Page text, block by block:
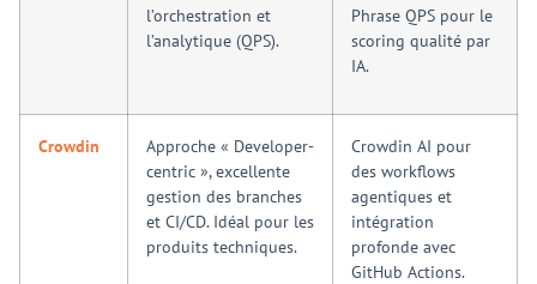
l’orchestration et
l’analytique (QPS).
Phrase QPS pour le
scoring qualité par
IA.
Crowdin
Approche « Developer-
centric », excellente
gestion des branches
et CI/CD. Idéal pour les
produits techniques.
Crowdin AI pour
des workflows
agentiques et
intégration
profonde avec
GitHub Actions.